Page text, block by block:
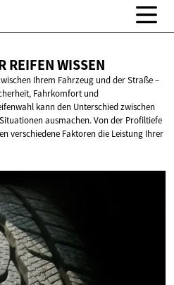
REIFEN WISSEN
Ihrem Fahrzeug und der Straße –
Fahrkomfort und
kann den Unterschied zwischen
ausmachen. Von der Profiltiefe
verschiedene Faktoren die Leistung Ihrer